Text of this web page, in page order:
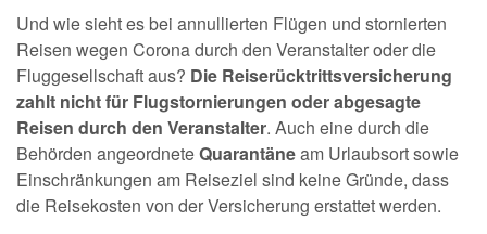
Und wie sieht es bei annullierten Flügen und stornierten
Reisen wegen Corona durch den Veranstalter oder die
Fluggesellschaft aus? Die Reiserücktrittsversicherung
zahlt nicht für Flugstornierungen oder abgesagte
Reisen durch den Veranstalter. Auch eine durch die
Behörden angeordneteQuarantäneam Urlaubsort sowie
Einschränkungen am Reiseziel sind keine Gründe, dass
die Reisekosten von der Versicherung erstattet werden.